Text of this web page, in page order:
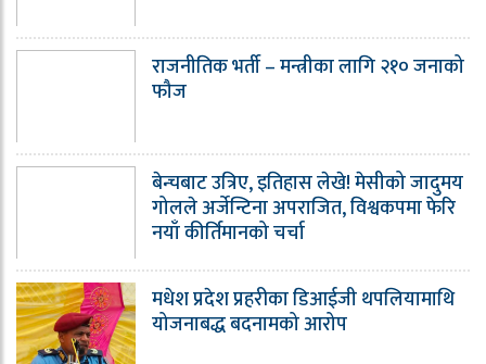
राजनीतिक भर्ती – मन्त्रीका लागि २१० जनाको
फौज
बेन्चबाट उत्रिए, इतिहास लेखे! मेसीको जादुमय
गोलले अर्जेन्टिना अपराजित, विश्वकपमा फेरि
नयाँ कीर्तिमानको चर्चा
मधेश प्रदेश प्रहरीका डिआईजी थपलियामाथि
योजनाबद्ध बदनामको आरोप